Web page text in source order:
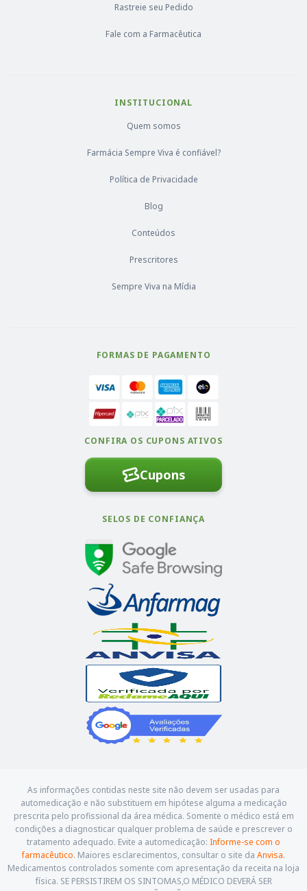
As informações contidas neste site não devem ser usadas para
automedicação e não substituem em hipótese alguma a medicação
prescrita pelo profissional da área médica. Somente o médico está em
condições a diagnosticar qualquer problema de saúde e prescrever o
tratamento adequado. Evite a automedicação: Informe-se com o
farmacêutico. Maiores esclarecimentos, consultar o site da Anvisa.
Medicamentos controlados somente com apresentação da receita na loja
física. SE PERSISTIREM OS SINTOMAS,O MÉDICO DEVERÁ SER
Rastreie seu Pedido
Fale com a Farmacêutica
INSTITUCIONAL
Quem somos
Farmácia Sempre Viva é confiável?
Política de Privacidade
Blog
Conteúdos
Prescritores
Sempre Viva na Mídia
FORMAS DE PAGAMENTO
CONFIRA OS CUPONS ATIVOS
Cupons
SELOS DE CONFIANÇA